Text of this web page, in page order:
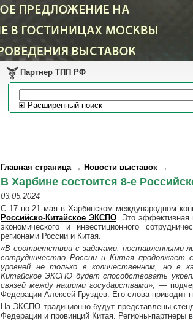
Партнер ТПП РФ
Расширенный поиск
Главная страница→ Новости выставок →
В Харбине состоится 8-е
03.05.2024
С 17 по 21 мая в Харбинском международном
Российско-Китайское ЭКСПО. Это эффективная
экономического и инвестиционного
регионами России и Китая.
«В соответствии с задачами, поставленными
сотрудничество России и Китая продолжает
уровней не только в количественном, но в
Китайское ЭКСПО будет способствовать
связей между нашими государствами», —
Федерации Алексей Груздев. Его слова приводит
На ЭКСПО традиционно будут представлены
Федерации и провинций Китая. Регионы-партнеры